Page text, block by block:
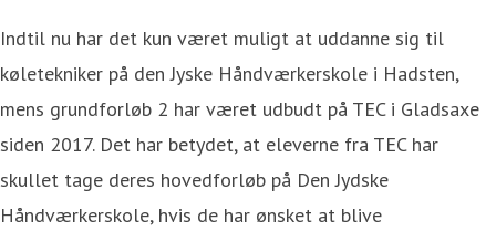
Indtil nu har det kun været muligt at uddanne sig til
køletekniker på den Jyske Håndværkerskole i Hadsten,
mens grundforløb 2 har været udbudt på TEC i Gladsaxe
siden 2017. Det har betydet, at eleverne fra TEC har
skullet tage deres hovedforløb på Den Jydske
Håndværkerskole, hvis de har ønsket at blive